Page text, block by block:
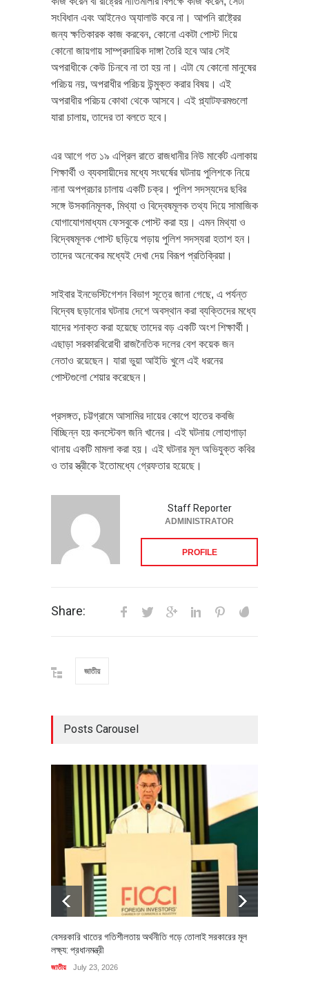
সংবিধান এবং আইনেও অ্যালাউ করে না। আপনি রাষ্ট্রের
জন্য ক্ষতিকারক কাজ করবেন, কোনো একটা পোস্ট দিয়ে
কোনো জায়গায় সাম্প্রদায়িক দাঙ্গা তৈরি হবে আর সেই
অপরাধীকে কেউ চিনবে না তা হয় না। এটা যে কোনো মানুষের
পরিচয় নয়, অপরাধীর পরিচয় উন্মুক্ত করার বিষয়। এই
অপরাধীর পরিচয় কোথা থেকে আসবে। এই প্ল্যাটফরমগুলো
যারা চালায়, তাদের তা বলতে হবে।
এর আগে গত ১৯ এপ্রিল রাতে রাজধানীর নিউ মার্কেট এলাকায়
শিক্ষার্থী ও ব্যবসায়ীদের মধ্যে সংঘর্ষের ঘটনায় পুলিশকে নিয়ে
নানা অপপ্রচার চালায় একটি চক্র। পুলিশ সদস্যদের ছবির
সঙ্গে উসকানিমূলক, মিথ্যা ও বিদ্বেষমূলক তথ্য দিয়ে সামাজিক
যোগাযোগমাধ্যম ফেসবুকে পোস্ট করা হয়। এমন মিথ্যা ও
বিদ্বেষমূলক পোস্ট ছড়িয়ে পড়ায় পুলিশ সদস্যরা হতাশ হন।
তাদের অনেকের মধ্যেই দেখা দেয় বিরূপ প্রতিক্রিয়া।
সাইবার ইনভেস্টিগেশন বিভাগ সূত্রে জানা গেছে, এ পর্যন্ত
বিদ্বেষ ছড়ানোর ঘটনায় দেশে অবস্থান করা ব্যক্তিদের মধ্যে
যাদের শনাক্ত করা হয়েছে তাদের বড় একটি অংশ শিক্ষার্থী।
এছাড়া সরকারবিরোধী রাজনৈতিক দলের বেশ কয়েক জন
নেতাও রয়েছেন। যারা ভুয়া আইডি খুলে এই ধরনের
পোস্টগুলো শেয়ার করেছেন।
প্রসঙ্গত, চট্টগ্রামে আসামির দায়ের কোপে হাতের কবজি
বিচ্ছিন্ন হয় কনস্টেবল জনি খানের। এই ঘটনায় লোহাগাড়া
থানায় একটি মামলা করা হয়। এই ঘটনার মূল অভিযুক্ত কবির
ও তার স্ত্রীকে ইতোমধ্যে গ্রেফতার হয়েছে।
Staff Reporter
ADMINISTRATOR
PROFILE
Share:
জাতীয়
Posts Carousel
বেসরকারি খাতের গতিশীলতায় অর্থনীতি গড়ে তোলাই সরকারের মূল
লক্ষ্য: প্রধানমন্ত্রী
জাতীয় July 23, 2026